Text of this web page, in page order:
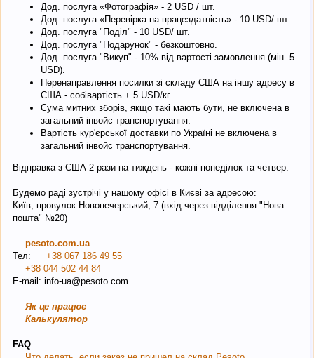
Дод. послуга «Фотографія» - 2 USD / шт.
Дод. послуга «Перевірка на працездатність» - 10 USD/ шт.
Дод. послуга "Поділ" - 10 USD/ шт.
Дод. послуга "Подарунок" - безкоштовно.
Дод. послуга "Викуп" - 10% від вартості замовлення (мін. 5
USD).
Перенаправлення посилки зі складу США на іншу адресу в
США - собівартість + 5 USD/кг.
Сума митних зборів, якщо такі мають бути, не включена в
загальний інвойс транспортування.
Вартість кур'єрської доставки по Україні не включена в
загальний інвойс транспортування.
Відправка з США 2 рази на тиждень - кожні понеділок та четвер.
Будемо раді зустрічі у нашому офісі в Києві за адресою:
Київ, провулок Новопечерський, 7 (вхід через відділення "Нова
пошта" №20)
pesoto.com.ua
Тел:
+38 067 186 49 55
+38 044 502 44 84
E-mail: info-ua@pesoto.сom
Як це працює
Калькулятор
FAQ